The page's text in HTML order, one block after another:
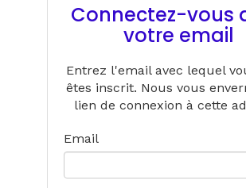
Connectez-vous
votre email
Entrez l'email avec lequel
êtes inscrit. Nous vous
lien de connexion à cette
Email